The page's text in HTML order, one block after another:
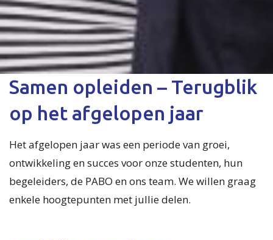
Samen opleiden – Terugblik
op het afgelopen jaar
Het afgelopen jaar was een periode van groei,
ontwikkeling en succes voor onze studenten, hun
begeleiders, de PABO en ons team. We willen graag
enkele hoogtepunten met jullie delen.